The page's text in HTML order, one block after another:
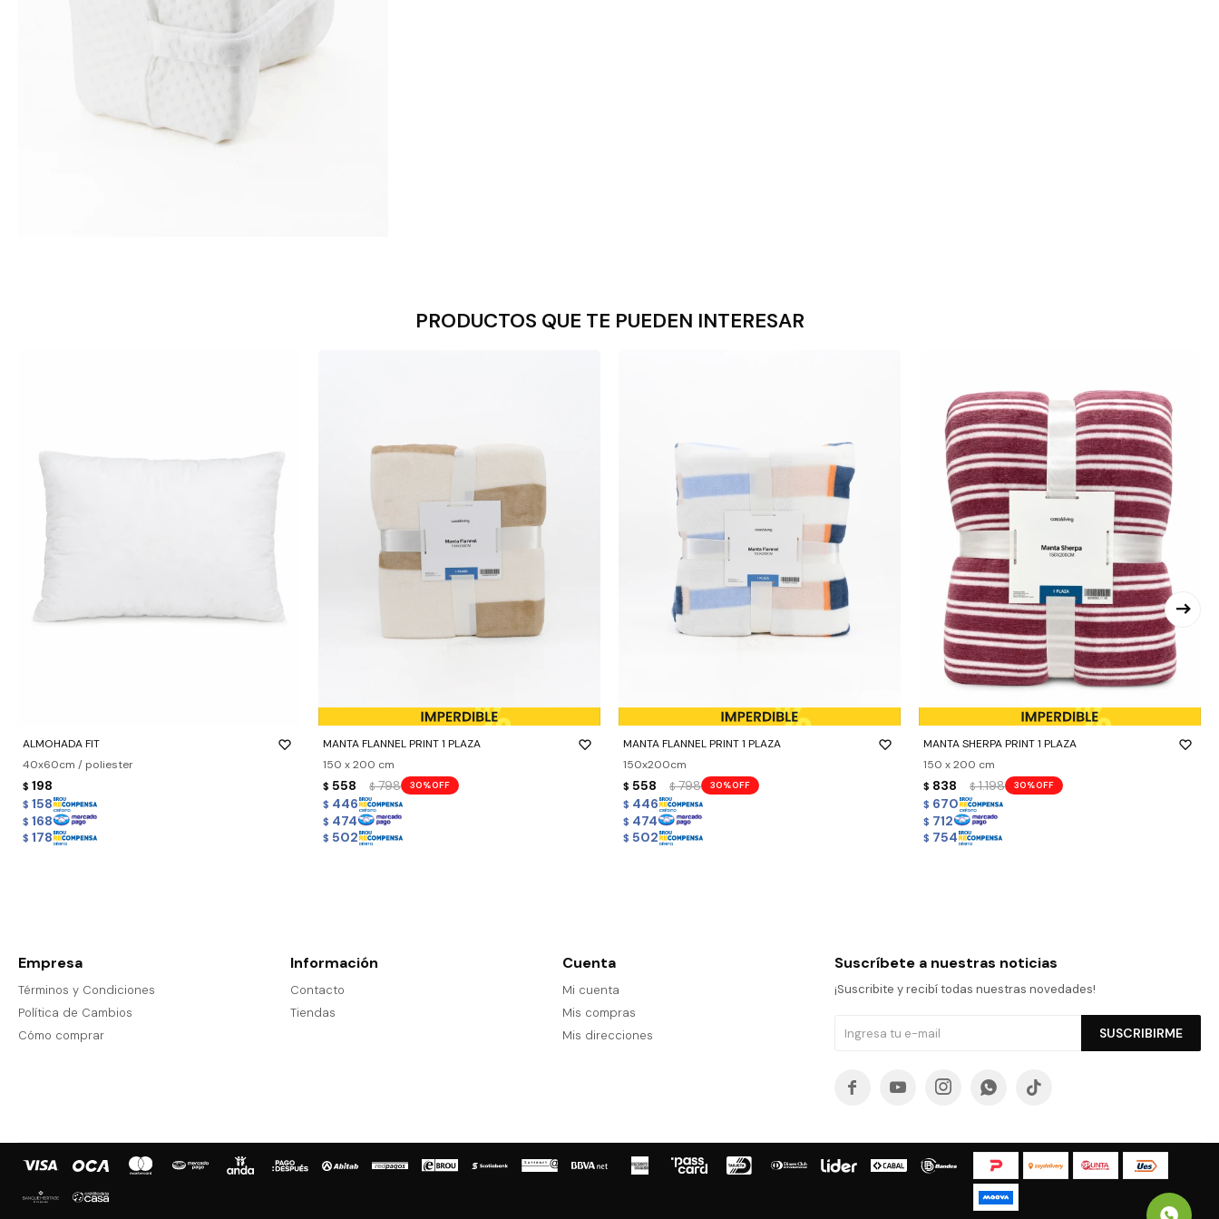
PRODUCTOS QUE TE PUEDEN INTERESAR
ALMOHADA FIT
40x60cm / poliester
$ 198
$ 158
$ 168
$ 178
MANTA FLANNEL PRINT 1 PLAZA
150 x 200 cm
$ 558 $ 798 30
$ 446
$ 474
$ 502
- +
MANTA FLANNEL PRINT 1 PLAZA
150x200cm
$ 558 $ 798 30
$ 446
$ 474
$ 502
- +
MANTA SHERPA PRINT 1 PLAZA
150 x 200 cm
$ 838 $ 1.198 30
$ 670
$ 712
$ 754
- +
Empresa
Términos y Condiciones
Política de Cambios
Cómo comprar
Información
Contacto
Tiendas
Cuenta
Mi cuenta
Mis compras
Mis direcciones
Suscríbete a nuestras noticias
¡Suscribite y recibí todas nuestras novedades!
SUSCRIBIRME
    